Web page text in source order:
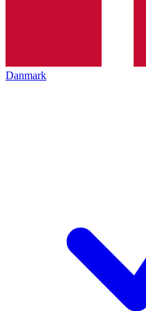
Danmark